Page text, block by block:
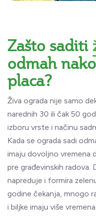
Zašto saditi
odmah
placa?
Živa ograda nije samo
narednih 30 ili čak 50
izboru vrste i načinu
Kada se ograda sadi
imaju dovoljno vremena
pre građevinskih radova.
napreduje i formira
godine čekanja, mnogo
i biljke imaju više